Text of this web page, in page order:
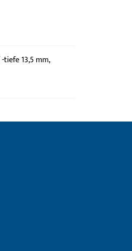
13,5 mm,